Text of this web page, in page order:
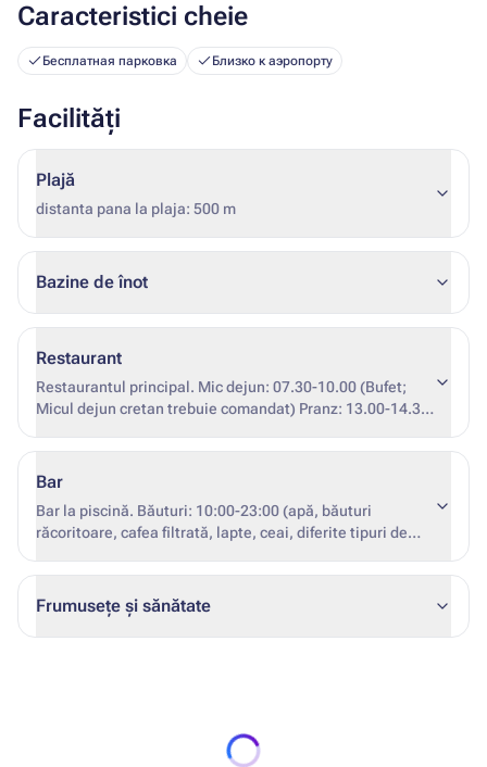
Caracteristici cheie
Бесплатная парковка Близко к аэропорту
Facilități
Plajă
distanta pana la plaja: 500 m
Bazine de înot
Restaurant
Restaurantul principal. Mic dejun: 07.30-10.00 (Bufet;
Micul dejun cretan trebuie comandat) Pranz: 13.00-14.30
și cină: apă, băuturi răcoritoare, bere la halbă, albă,
trandafiri și roșii vin. Băuturile incluse în programul All
Bar
Bar la piscină. Băuturi: 10:00-23:00 (apă, băuturi
răcoritoare, cafea filtrată, lapte, ceai, diferite tipuri de
cost), bere la halbă, vin alb, roșu sau rose, alcool local
băuturi: raki, ouzo, coniac, gin, vodcă, rom, tequila).
Gustări: 11:00-12:30 și 16:00-18:00 (O selecție largă de
gustări: sandvișuri prăjite, salată, biscuiți, înghețată,
Frumusețe și sănătate